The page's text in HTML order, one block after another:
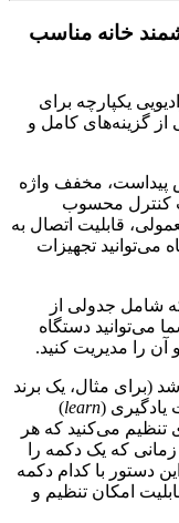
خانه مناسب
یکپارچه برای
گزینه‌های کامل و
کنترل محسوب
قابلیت اتصال به
می‌توانید تجهیزات
شامل جدولی از
می‌توانید دستگاه
آن را مدیریت کنید.
(برای مثال، یک برند
یادگیری (learn
)
تنظیم می‌کنید که هر
که یک دکمه را
دستور با کدام دکمه
امکان تنظیم و